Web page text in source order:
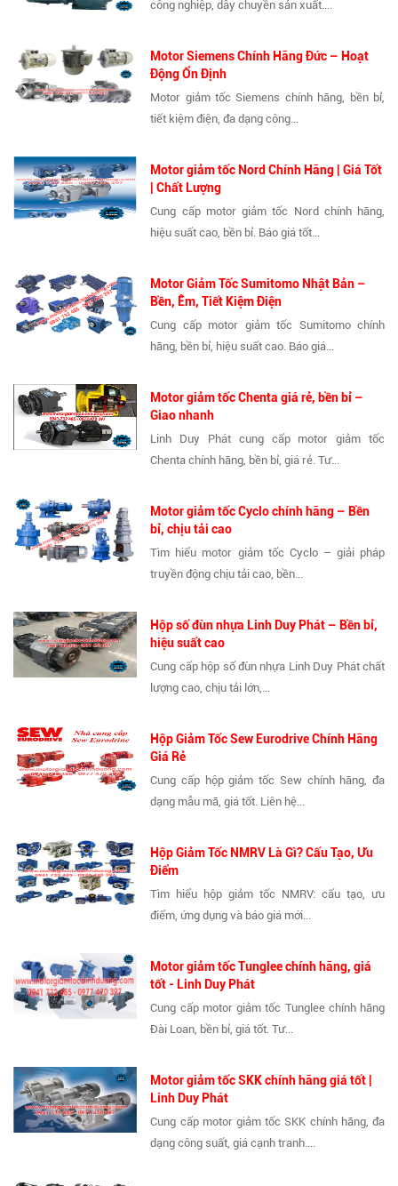
công nghiệp, dây chuyền sản xuất....
Motor Siemens Chính Hãng Đức – Hoạt
Động Ổn Định
Motor giảm tốc Siemens chính hãng, bền bỉ,
tiết kiệm điện, đa dạng công...
Motor giảm tốc Nord Chính Hãng | Giá Tốt
| Chất Lượng
Cung cấp motor giảm tốc Nord chính hãng,
hiệu suất cao, bền bỉ. Báo giá tốt...
Motor Giảm Tốc Sumitomo Nhật Bản –
Bền, Êm, Tiết Kiệm Điện
Cung cấp motor giảm tốc Sumitomo chính
hãng, bền bỉ, hiệu suất cao. Báo giá...
Motor giảm tốc Chenta giá rẻ, bền bỉ –
Giao nhanh
Linh Duy Phát cung cấp motor giảm tốc
Chenta chính hãng, bền bỉ, giá rẻ. Tư...
Motor giảm tốc Cyclo chính hãng – Bền
bỉ, chịu tải cao
Tìm hiểu motor giảm tốc Cyclo – giải pháp
truyền động chịu tải cao, bền...
Hộp số đùn nhựa Linh Duy Phát – Bền bỉ,
hiệu suất cao
Cung cấp hộp số đùn nhựa Linh Duy Phát chất
lượng cao, chịu tải lớn,...
Hộp Giảm Tốc Sew Eurodrive Chính Hãng
Giá Rẻ
Cung cấp hộp giảm tốc Sew chính hãng, đa
dạng mẫu mã, giá tốt. Liên hệ...
Hộp Giảm Tốc NMRV Là Gì? Cấu Tạo, Ưu
Điểm
Tìm hiểu hộp giảm tốc NMRV: cấu tạo, ưu
điểm, ứng dụng và báo giá mới...
Motor giảm tốc Tunglee chính hãng, giá
tốt - Linh Duy Phát
Cung cấp motor giảm tốc Tunglee chính hãng
Đài Loan, bền bỉ, giá tốt. Tư...
Motor giảm tốc SKK chính hãng giá tốt |
Linh Duy Phát
Cung cấp motor giảm tốc SKK chính hãng, đa
dạng công suất, giá cạnh tranh....